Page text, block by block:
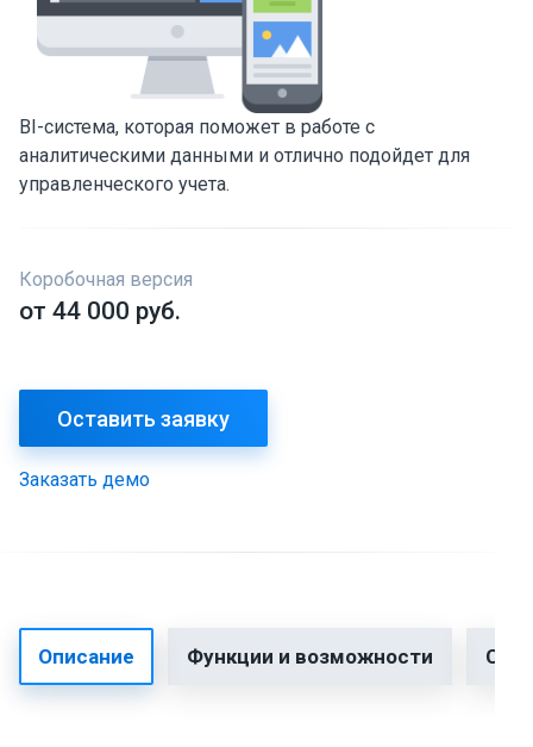
BI-система, которая поможет в работе с
аналитическими данными и отлично подойдет для
управленческого учета.
Коробочная версия
от 44 000 руб.
Оставить заявку
Заказать демо
Описание Функции и возможности